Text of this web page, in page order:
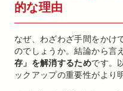
的な理由
なぜ、わざわざ手間をかけ
のでしょうか。結論から言
存」を解消するためです。
ックアップの重要性がより